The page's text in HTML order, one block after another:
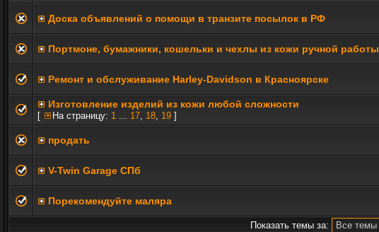
Доска объявлений о помощи в транзите посылок в РФ
Портмоне, бумажники, кошельки и чехлы из кожи ручной работы
Ремонт и обслуживание Harley-Davidson в Красноярске
Изготовление изделий из кожи любой сложности
[ На страницу: 1 ... 17, 18, 19 ]
продать
V-Twin Garage СПб
Порекомендуйте маляра
Показать темы за: